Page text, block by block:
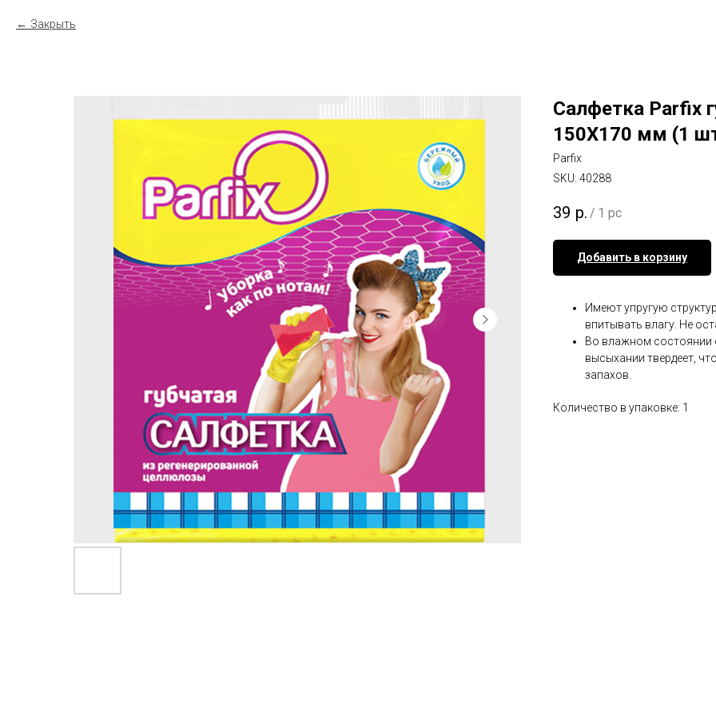
Закрыть
Салфетка Parfix
150Х170 мм (1
Parfix
SKU: 40288
39 р. / 1 pc
Добавить в корзину
Имеют упругую
впитывать влагу. Не
Во влажном состоянии
высыхании твердеет,
запахов.
Количество в упаковке: 1